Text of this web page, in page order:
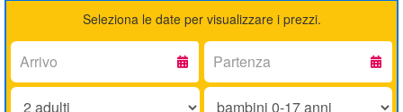
Seleziona le date per visualizzare i prezzi.
Arrivo:
Partenza:
Adulti:
Bambini